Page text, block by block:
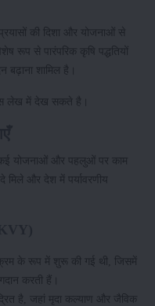
की दिशा और योजनाओं से
रूप से पारंपरिक कृषि पद्धतियों
बढ़ाना शामिल है।
लेख में देख सकते है।
योजनाओं और पहलुओं पर काम
मिले और देश में पर्यावरणीय
के रूप में शुरू की गई थी, जिसमें
करती हैं।
है, जहां मृदा कल्याण और जैविक